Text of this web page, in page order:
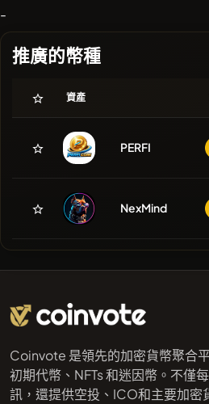
-
推廣的幣種
資產
PERFI
NexMind
Coinvote 是領先的加密貨幣聚合
初期代幣、NFTs 和迷因幣。不僅
訊，還提供空投、ICO和主要加密